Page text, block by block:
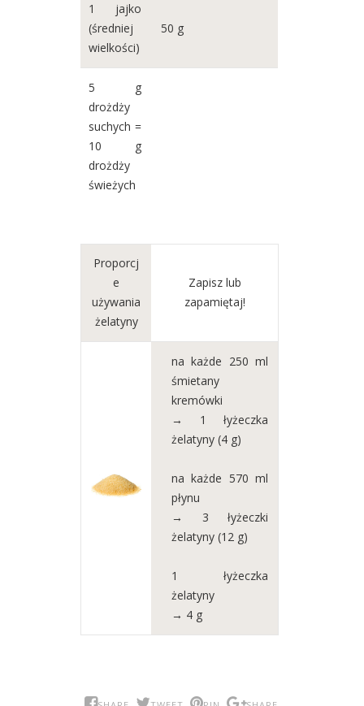
1 jajko
(średniej
wielkości)
50 g
5 g
drożdży
suchych =
10 g
drożdży
świeżych
Proporcj
e
używania
żelatyny
Zapisz lub
zapamiętaj!
na każde 250 ml
śmietany
kremówki
→ 1 łyżeczka
żelatyny (4 g)
na każde 570 ml
płynu
→ 3 łyżeczki
żelatyny (12 g)
1 łyżeczka
żelatyny
→ 4 g